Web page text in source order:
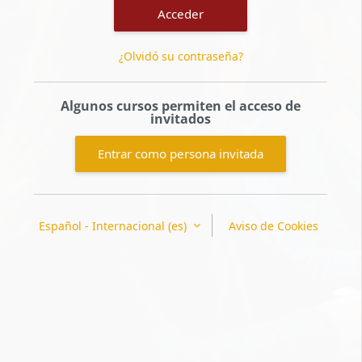
Acceder
¿Olvidó su contraseña?
Algunos cursos permiten el acceso de
invitados
Entrar como persona invitada
Español - Internacional ‎(es)‎ Aviso de Cookies